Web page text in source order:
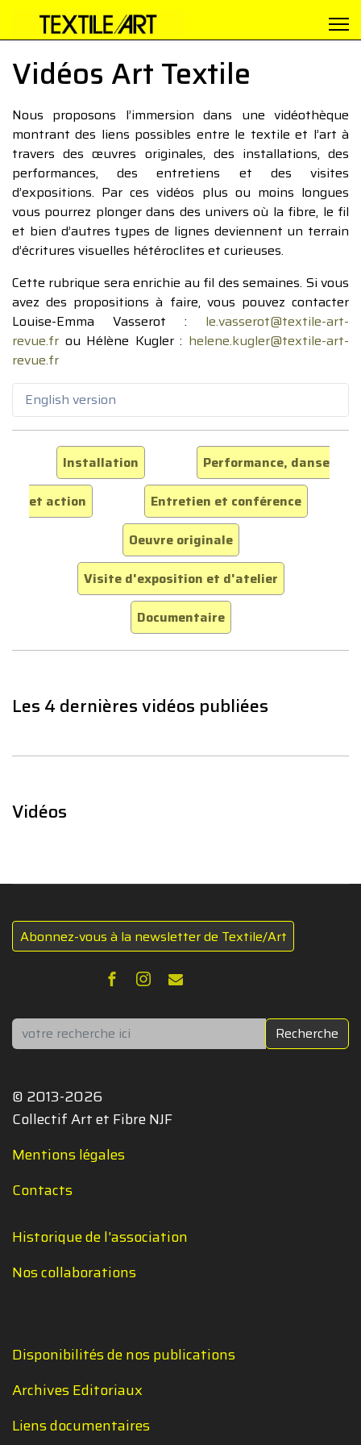
Vidéos Art Textile
Nous proposons l’immersion dans une vidéothèque
montrant des liens possibles entre le textile et l’art à
travers des œuvres originales, des installations, des
performances, des entretiens et des visites
d’expositions. Par ces vidéos plus ou moins longues
vous pourrez plonger dans des univers où la fibre, le fil
et bien d’autres types de lignes deviennent un terrain
d’écritures visuelles hétéroclites et curieuses.
Cette rubrique sera enrichie au fil des semaines. Si vous
avez des propositions à faire, vous pouvez contacter
Louise-Emma Vasserot : le.vasserot@textile-art-
revue.fr ou Hélène Kugler : helene.kugler@textile-art-
revue.fr
English version
Installation
Performance, danse
et action
Entretien et conférence
Oeuvre originale
Visite d'exposition et d'atelier
Documentaire
Les 4 dernières vidéos publiées
Vidéos
Abonnez-vous à la newsletter de Textile/Art
Rechercher Recherche
© 2013-2026
Collectif Art et Fibre NJF
Mentions légales
Contacts
Historique de l'association
Nos collaborations
Disponibilités de nos publications
Archives Editoriaux
Liens documentaires